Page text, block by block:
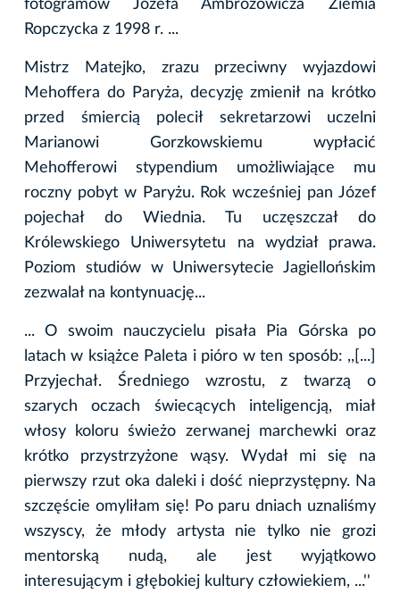
fotogramów Józefa Ambrozowicza Ziemia
Ropczycka z 1998 r. ...
Mistrz Matejko, zrazu przeciwny wyjazdowi
Mehoffera do Paryża, decyzję zmienił na krótko
przed śmiercią polecił sekretarzowi uczelni
Marianowi Gorzkowskiemu wypłacić
Mehofferowi stypendium umożliwiające mu
roczny pobyt w Paryżu. Rok wcześniej pan Józef
pojechał do Wiednia. Tu uczęszczał do
Królewskiego Uniwersytetu na wydział prawa.
Poziom studiów w Uniwersytecie Jagiellońskim
zezwalał na kontynuację...
... O swoim nauczycielu pisała Pia Górska po
latach w książce Paleta i pióro w ten sposób: ,,[...]
Przyjechał. Średniego wzrostu, z twarzą o
szarych oczach świecących inteligencją, miał
włosy koloru świeżo zerwanej marchewki oraz
krótko przystrzyżone wąsy. Wydał mi się na
pierwszy rzut oka daleki i dość nieprzystępny. Na
szczęście omyliłam się! Po paru dniach uznaliśmy
wszyscy, że młody artysta nie tylko nie grozi
mentorską nudą, ale jest wyjątkowo
interesującym i głębokiej kultury człowiekiem, ...''